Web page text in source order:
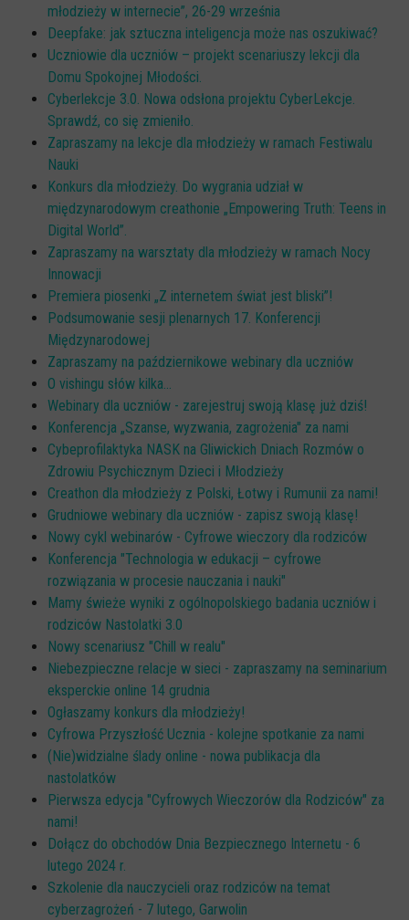
młodzieży w internecie”, 26-29 września
Deepfake: jak sztuczna inteligencja może nas oszukiwać?
Uczniowie dla uczniów – projekt scenariuszy lekcji dla
Domu Spokojnej Młodości.
Cyberlekcje 3.0. Nowa odsłona projektu CyberLekcje.
Sprawdź, co się zmieniło.
Zapraszamy na lekcje dla młodzieży w ramach Festiwalu
Nauki
Konkurs dla młodzieży. Do wygrania udział w
międzynarodowym creathonie „Empowering Truth: Teens in
Digital World”.
Zapraszamy na warsztaty dla młodzieży w ramach Nocy
Innowacji
Premiera piosenki „Z internetem świat jest bliski”!
Podsumowanie sesji plenarnych 17. Konferencji
Międzynarodowej
Zapraszamy na październikowe webinary dla uczniów
O vishingu słów kilka...
Webinary dla uczniów - zarejestruj swoją klasę już dziś!
Konferencja „Szanse, wyzwania, zagrożenia" za nami
Cybeprofilaktyka NASK na Gliwickich Dniach Rozmów o
Zdrowiu Psychicznym Dzieci i Młodzieży
Creathon dla młodzieży z Polski, Łotwy i Rumunii za nami!
Grudniowe webinary dla uczniów - zapisz swoją klasę!
Nowy cykl webinarów - Cyfrowe wieczory dla rodziców
Konferencja "Technologia w edukacji – cyfrowe
rozwiązania w procesie nauczania i nauki"
Mamy świeże wyniki z ogólnopolskiego badania uczniów i
rodziców Nastolatki 3.0
Nowy scenariusz "Chill w realu"
Niebezpieczne relacje w sieci - zapraszamy na seminarium
eksperckie online 14 grudnia
Ogłaszamy konkurs dla młodzieży!
Cyfrowa Przyszłość Ucznia - kolejne spotkanie za nami
(Nie)widzialne ślady online - nowa publikacja dla
nastolatków
Pierwsza edycja "Cyfrowych Wieczorów dla Rodziców" za
nami!
Dołącz do obchodów Dnia Bezpiecznego Internetu - 6
lutego 2024 r.
Szkolenie dla nauczycieli oraz rodziców na temat
cyberzagrożeń - 7 lutego, Garwolin